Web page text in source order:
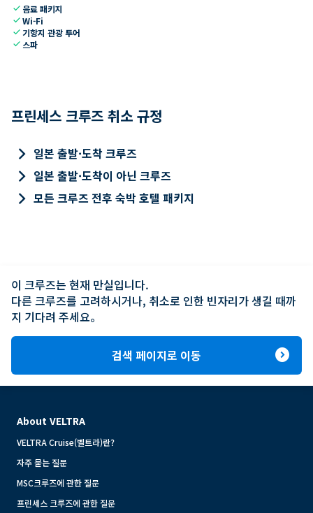
check 음료 패키지
checkWi-Fi
check 기항지 관광 투어
check 스파
프린세스 크루즈 취소 규정
keyboard_arrow_right 일본 출발·도착 크루즈
keyboard_arrow_right 일본 출발·도착이 아닌 크루즈
keyboard_arrow_right 모든 크루즈 전후 숙박 호텔 패키지
이 크루즈는 현재 만실입니다.
다른 크루즈를 고려하시거나, 취소로 인한 빈자리가 생길 때까
지 기다려 주세요。
검색 페이지로 이동 expand_circle_right
About VELTRA
VELTRA Cruise(벨트라)란?
자주 묻는 질문
MSC크루즈에 관한 질문
프린세스 크루즈에 관한 질문